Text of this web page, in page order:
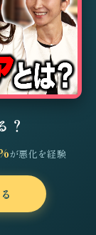
？
が悪化を経験